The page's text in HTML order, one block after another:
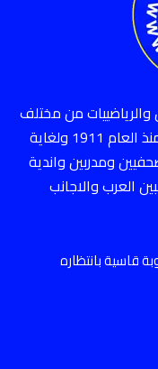
من مختلف
الاعمار والألعاب ممن مارسوا اللعبة منذ العام 1911 ولغاية
ومدربين واندية
العرب والاجانب
قاسية بانتظاره